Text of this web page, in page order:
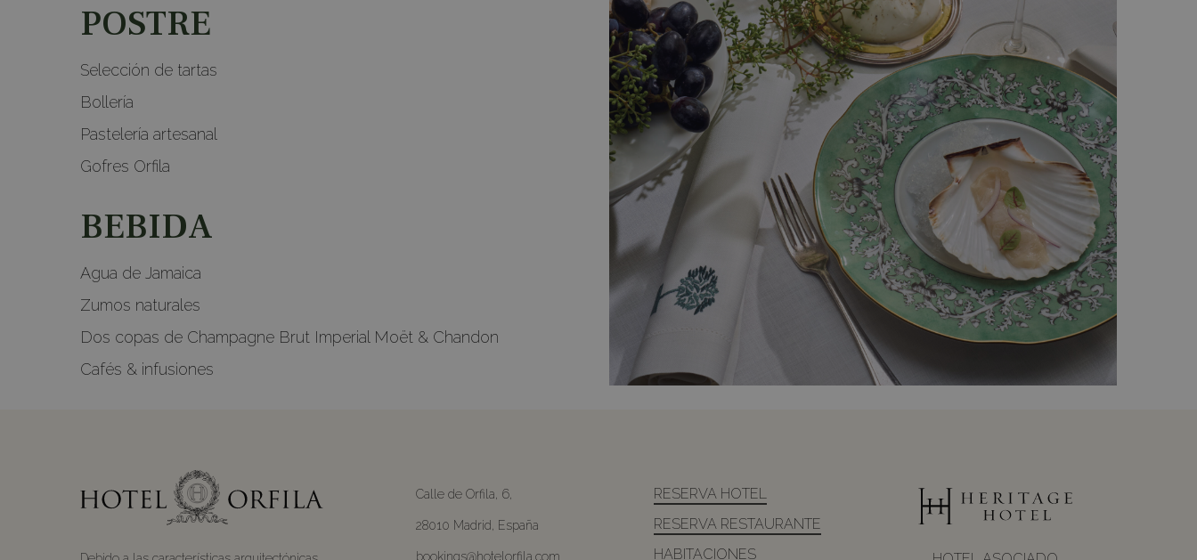
POSTRE
Selección de tartas
Bollería
Pastelería artesanal
Gofres Orfila
BEBIDA
Agua de Jamaica
Zumos naturales
Dos copas de Champagne Brut Imperial Moët & Chandon
Cafés & infusiones
Calle de Orfila, 6,
28010 Madrid, España
bookings@hotelorfila.com
RESERVA HOTEL
RESERVA RESTAURANTE
HABITACIONES